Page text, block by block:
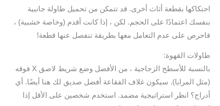
احتكاكها بقطعة أثاث أخرى. قد تتمكن من تحميل طاولة جانبية
بنفسك اعتمادًا على الحجم. لكن ، إذا كانت أقدم (وخاصة خشبية) ،
فاحرص على عدم التعامل معها بطريقة تنفصل عنها قطعة!
طاولات القهوة:
بالنسبة للأسطح الزجاجية ، من الأفضل وضع شريط لاصق X فوقه
(مثل المرايا). سيكون غلاف الفقاعة أفضل صديق لك هنا أيضًا. أي
أدراج؟ انظر استراتيجية مضمد. استخدم شخصين على الأقل إذا